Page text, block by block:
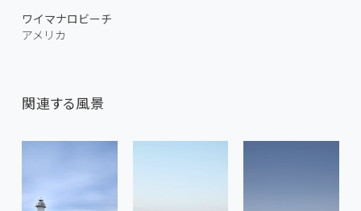
ワイマナロビーチ
アメリカ
関連する風景